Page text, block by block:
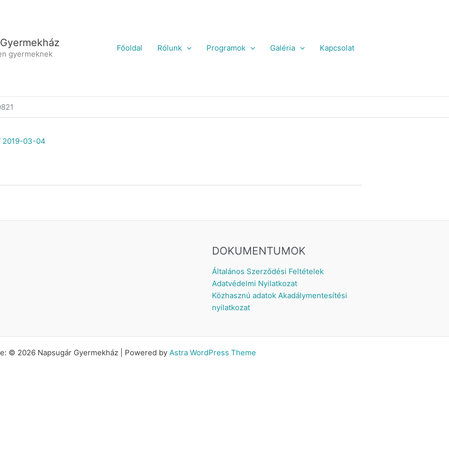
gyermeknek
Főoldal Rólunk Programok Galéria Kapcsolat
2019-03-04
DOKUMENTUMOK
Általános Szerződési Feltételek
Adatvédelmi Nyilatkozat
Közhasznú adatok Akadálymentesítési
nyilatkozat
© 2026 Napsugár Gyermekház | Powered by Astra WordPress Theme